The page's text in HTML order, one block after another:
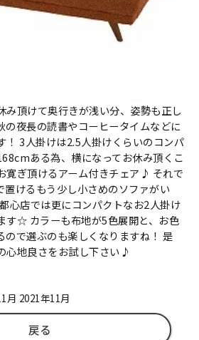
み頂けて奥行きが浅い分、姿勢も正し
の夜長の読書やコーヒータイムなどに
！ 3人掛けは2.5人掛けくらいのコンパ
ある為、横になってお休み頂くこ
寛ぎ頂けるアーム付きチェア♪ それで
置けるもう少し小さめのソファがい
心店では更にコンパクトなお2人掛け
す☆ カラーも布地が5色展開と、お色
ので選ぶのも楽しくなりますね！ 是
心地良さをお試し下さい♪
月 2021年11月
戻る